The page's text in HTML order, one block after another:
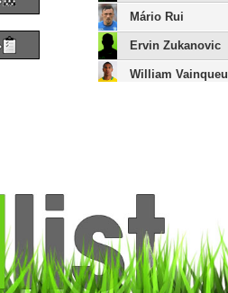
Mário Rui
Ervin Zukanovic
William
Georginio
Nicolò Zaniolo
Radja Nainggolan